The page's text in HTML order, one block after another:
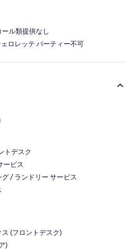
ル類提供なし
ロレッテ パーティー不可
トデスク
ービス
グ / ランドリー サービス
(フロントデスク)
)